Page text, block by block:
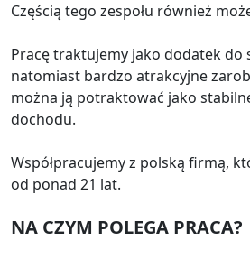
Częścią tego zespołu również
Pracę traktujemy jako dodatek do
natomiast bardzo atrakcyjne
można ją potraktować jako
dochodu.
Współpracujemy z polską firmą,
od ponad 21 lat.
NA CZYM POLEGA PRACA?